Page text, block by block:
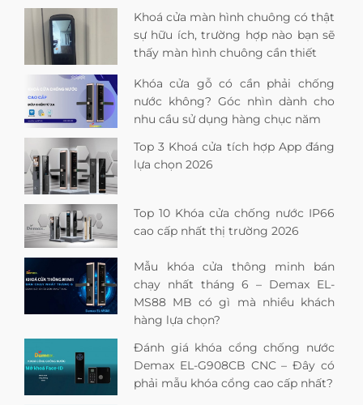
Khoá cửa màn hình chuông có thật
sự hữu ích, trường hợp nào bạn sẽ
thấy màn hình chuông cần thiết
Khóa cửa gỗ có cần phải chống
nước không? Góc nhìn dành cho
nhu cầu sử dụng hàng chục năm
Top 3 Khoá cửa tích hợp App đáng
lựa chọn 2026
Top 10 Khóa cửa chống nước IP66
cao cấp nhất thị trường 2026
Mẫu khóa cửa thông minh bán
chạy nhất tháng 6 – Demax EL-
MS88 MB có gì mà nhiều khách
hàng lựa chọn?
Đánh giá khóa cổng chống nước
Demax EL-G908CB CNC – Đây có
phải mẫu khóa cổng cao cấp nhất?